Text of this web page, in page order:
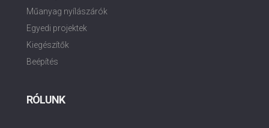
Műanyag nyílászárók
Egyedi projektek
Kiegészítők
Beépítés
RÓLUNK